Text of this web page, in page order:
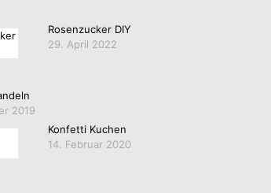
Rosenzucker DIY
29. April 2022
2019
Konfetti Kuchen
14. Februar 2020